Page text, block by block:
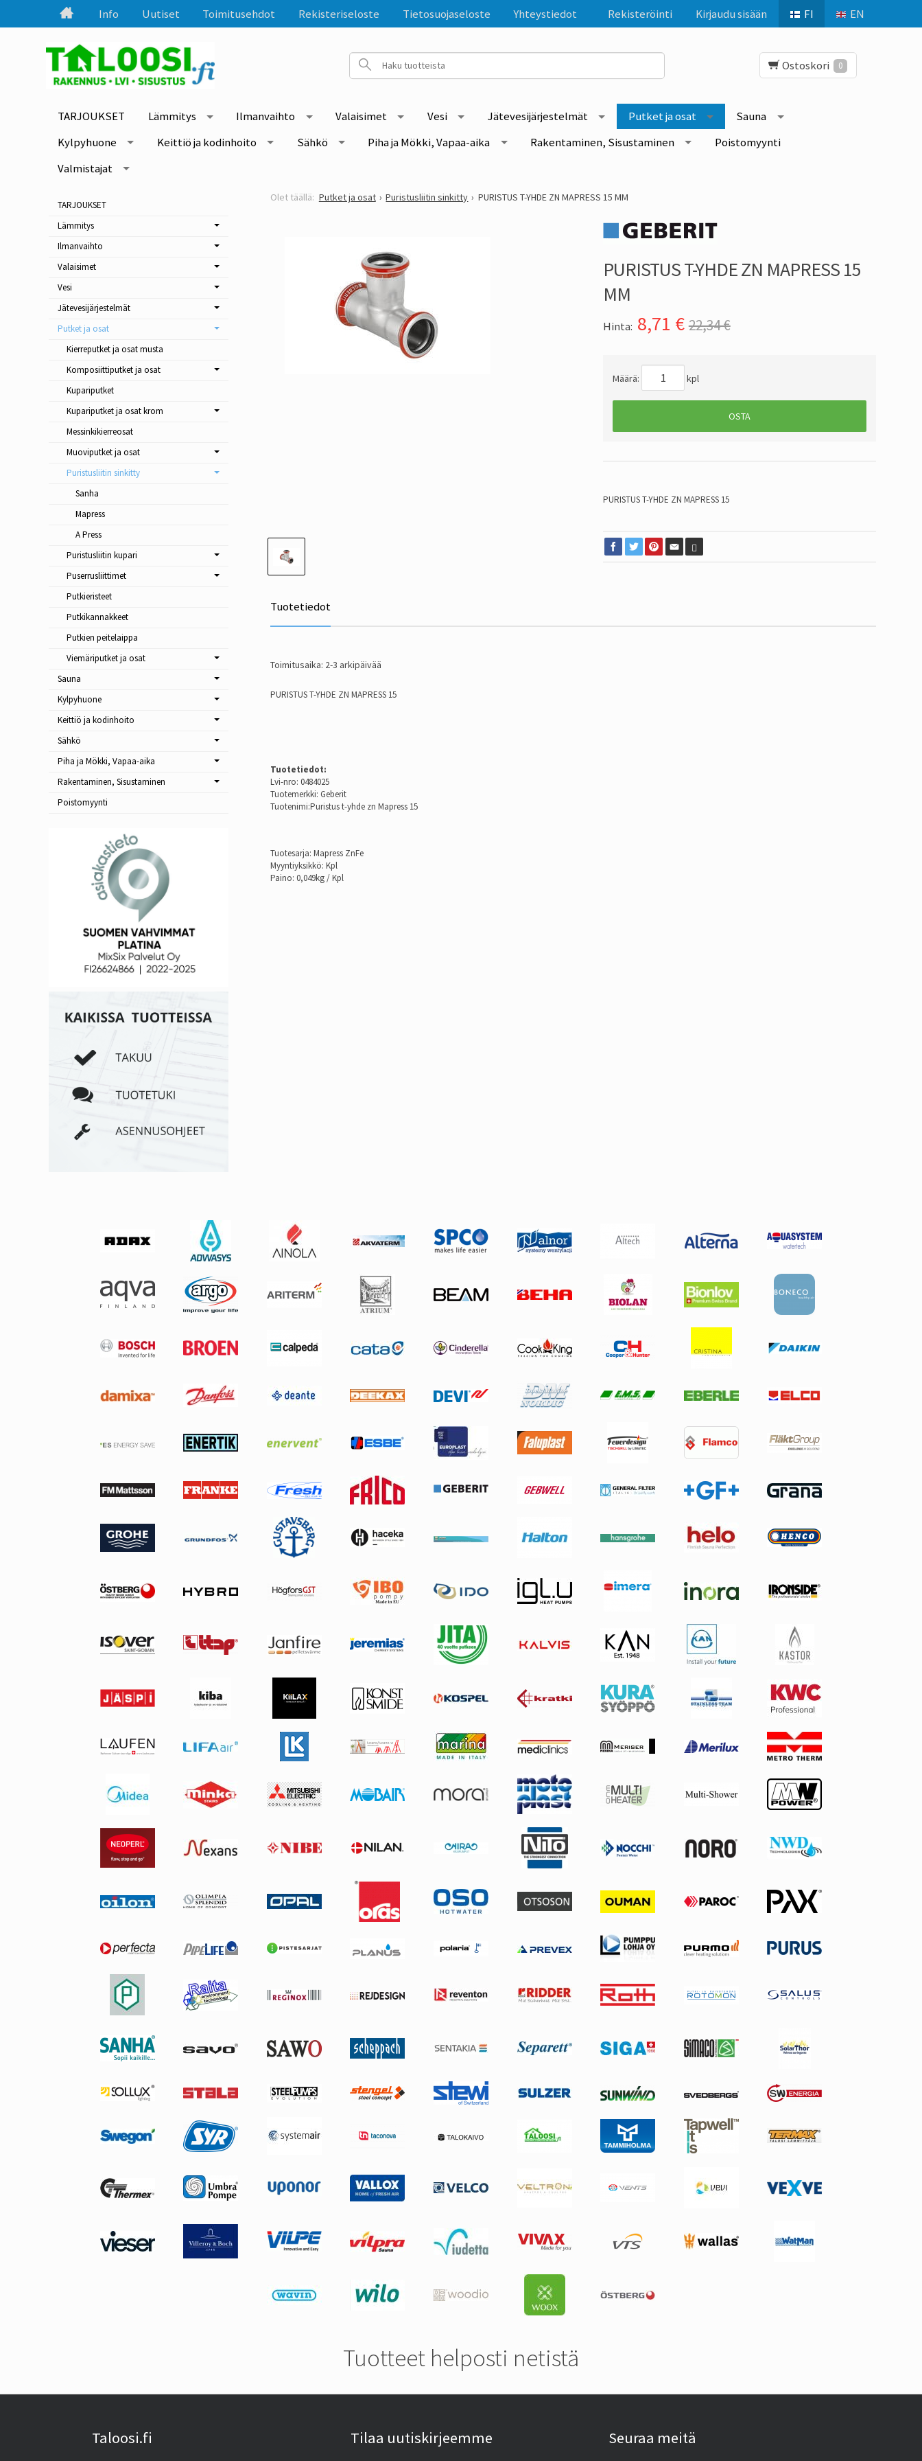
FI EN
Rekisteröinti Kirjaudu sisään
Info Uutiset Toimitusehdot Rekisteriseloste Tietosuojaseloste Yhteystiedot
Ostoskori 0
TARJOUKSET Lämmitys Ilmanvaihto Valaisimet Vesi Jätevesijärjestelmät Putket ja osat
Sauna
Kylpyhuone
Keittiö ja kodinhoito Sähkö Piha ja Mökki, Vapaa-aika Rakentaminen, Sisustaminen
Poistomyynti
Valmistajat
Putket ja osat Puristusliitin sinkitty PURISTUS T-YHDE ZN MAPRESS 15 MM
PURISTUS T-YHDE ZN MAPRESS 15
MM
Hinta: 8,71 € 22,34 €
Määrä: kpl
OSTA
PURISTUS T-YHDE ZN MAPRESS 15
Tuotetiedot
Toimitusaika: 2-3 arkipäivää
PURISTUS T-YHDE ZN MAPRESS 15
Tuotetiedot:
Lvi-nro: 0484025
Tuotemerkki: Geberit
Tuotenimi:Puristus t-yhde zn Mapress 15
Tuotesarja: Mapress ZnFe
Myyntiyksikkö: Kpl
Paino: 0,049kg / Kpl
TARJOUKSET
Lämmitys
Ilmanvaihto
Valaisimet
Vesi
Jätevesijärjestelmät
Putket ja osat
Kierreputket ja osat musta
Komposiittiputket ja osat
Kupariputket
Kupariputket ja osat krom
Messinkikierreosat
Muoviputket ja osat
Puristusliitin sinkitty
Sanha
Mapress
A Press
Puristusliitin kupari
Puserrusliittimet
Putkieristeet
Putkikannakkeet
Putkien peitelaippa
Viemäriputket ja osat
Sauna
Kylpyhuone
Keittiö ja kodinhoito
Sähkö
Piha ja Mökki, Vapaa-aika
Rakentaminen, Sisustaminen
Poistomyynti
Tuotteet helposti netistä
Taloosi.fi Tilaa uutiskirjeemme Seuraa meitä